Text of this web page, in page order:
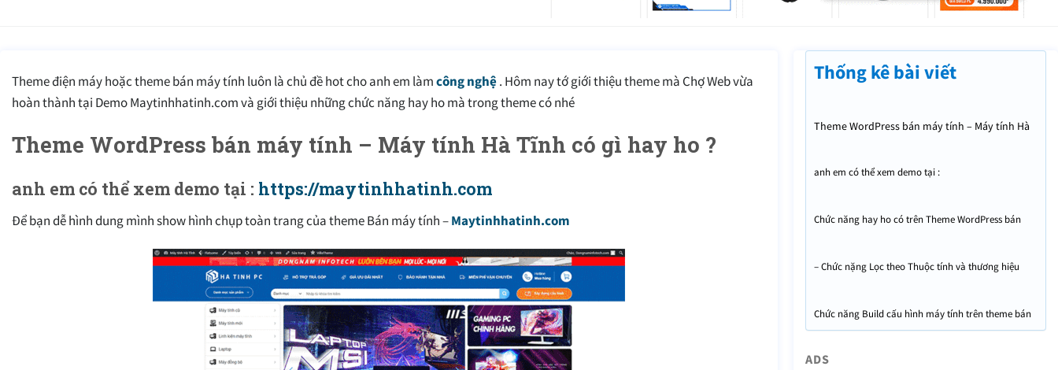
Theme điện máy hoặc theme bán máy tính luôn là chủ đề hot cho anh em làmcông nghệ. Hôm nay tớ giới thiệu theme mà Chợ Web vừa
hoàn thành tại Demo Maytinhhatinh.com và giới thiệu những chức năng hay ho mà trong theme có nhé
Theme WordPress bán máy tính – Máy tính Hà Tĩnh có gì hay ho ?
anh em có thể xem demo tại : https://maytinhhatinh.com
Để bạn dễ hình dung mình show hình chụp toàn trang của theme Bán máy tính –Maytinhhatinh.com
Thống kê bài viết
Theme WordPress bán máy tính – Máy tính Hà
anh em có thể xem demo tại :
Chức năng hay ho có trên Theme WordPress bán
– Chức nặng Lọc theo Thuộc tính và thương hiệu
Chức năng Build cấu hình máy tính trên theme bán
máy tính
ADS